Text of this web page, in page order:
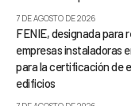
7 DE AGOSTO DE 2026
FENIE, designada para
empresas instaladoras
para la certificación de
edificios